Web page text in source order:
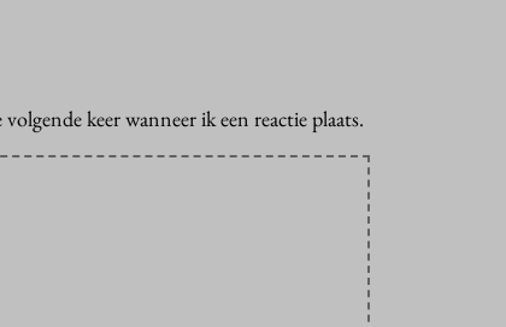
keer wanneer ik een reactie plaats.